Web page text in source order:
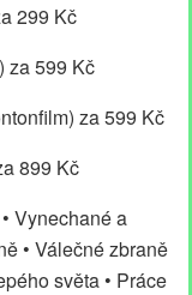
299 Kč
za 599 Kč
za 599 Kč
899 Kč
• Vynechané a
• Válečné zbraně
světa • Práce